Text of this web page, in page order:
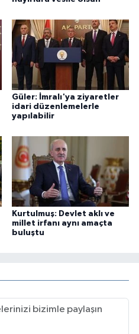
Güler: İmralı'ya ziyaretler
idari düzenlemelerle
yapılabilir
Kurtulmuş: Devlet aklı ve
millet irfanı aynı amaçta
buluştu